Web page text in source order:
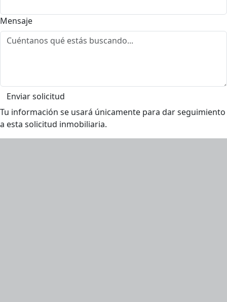
Mensaje
Enviar solicitud
Tu información se usará únicamente para dar seguimiento
a esta solicitud inmobiliaria.